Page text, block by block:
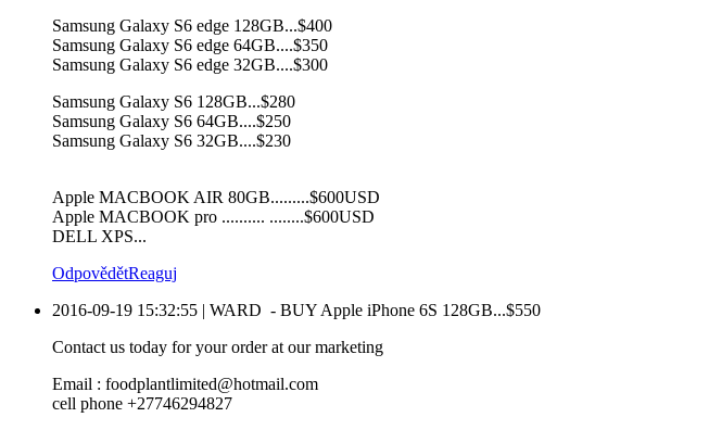
Samsung Galaxy S6 edge 128GB...$400
Samsung Galaxy S6 edge 64GB....$350
Samsung Galaxy S6 edge 32GB....$300
Samsung Galaxy S6 128GB...$280
Samsung Galaxy S6 64GB....$250
Samsung Galaxy S6 32GB....$230
Apple MACBOOK AIR 80GB.........$600USD
Apple MACBOOK pro .......... ........$600USD
DELL XPS...
OdpovědětReaguj
2016-09-19 15:32:55 | WARD - BUY Apple iPhone 6S 128GB...$550
Contact us today for your order at our marketing
Email : foodplantlimited@hotmail.com
cell phone +27746294827